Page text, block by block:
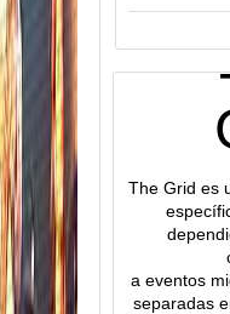
The Grid es
a eventos
separadas